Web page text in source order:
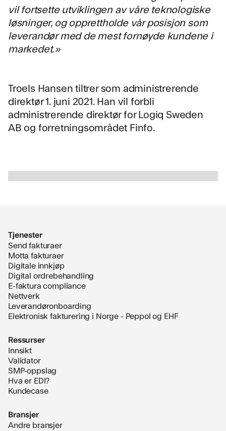
vil fortsette utviklingen av våre teknologiske
løsninger, og opprettholde vår posisjon som
leverandør med de mest fornøyde kundene i
markedet.»
Troels Hansen tiltrer som administrerende
direktør 1. juni 2021. Han vil forbli
administrerende direktør for Logiq Sweden
AB og forretningsområdet Finfo.
Tjenester
Send fakturaer
Motta fakturaer
Digitale innkjøp
Digital ordrebehandling
E-faktura compliance
Nettverk
Leverandøronboarding
Elektronisk fakturering i Norge - Peppol og EHF
Ressurser
Innsikt
Validator
SMP-oppslag
Hva er EDI?
Kundecase
Bransjer
Andre bransjer